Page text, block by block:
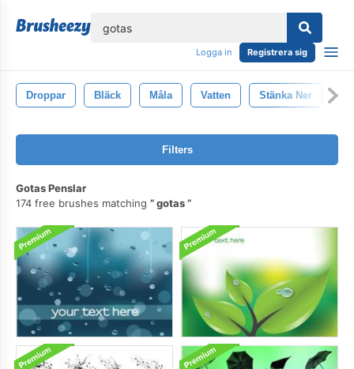
Logga in Registrera sig
Droppar Bläck Måla Vatten Stänka Ner
Filters
Gotas Penslar
174 free brushes matching
gotas